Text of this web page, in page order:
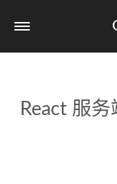
React 服